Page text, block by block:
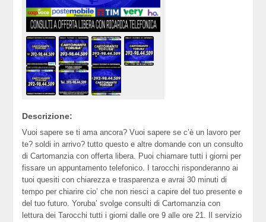
Descrizione:
Vuoi sapere se ti ama ancora? Vuoi sapere se c’è un lavoro per
te? soldi in arrivo? tutto questo e altre domande con un consulto
di Cartomanzia con offerta libera. Puoi chiamare tutti i giorni per
fissare un appuntamento telefonico. I tarocchi risponderanno ai
tuoi quesiti con chiarezza e trasparenza e avrai 30 minuti di
tempo per chiarire cio’ che non riesci a capire del tuo presente e
del tuo futuro. Yoruba’ svolge consulti di Cartomanzia con
lettura dei Tarocchi tutti i giorni dalle ore 9 alle ore 21. Il servizio